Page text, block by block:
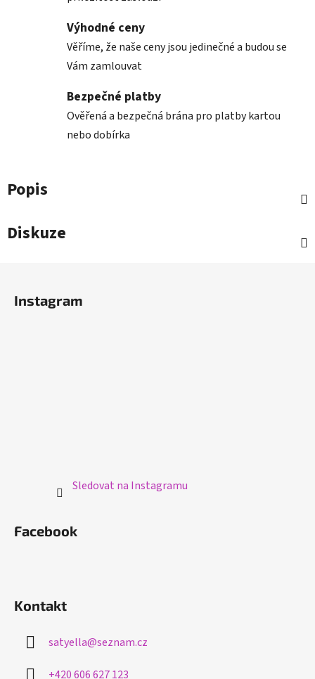
Výhodné ceny
Věříme, že naše ceny jsou jedinečné a budou se
Vám zamlouvat
Bezpečné platby
Ověřená a bezpečná brána pro platby kartou
nebo dobírka
Popis
Diskuze
Instagram
Sledovat na Instagramu
Facebook
Kontakt
satyella@seznam.cz
+420 606 627 123